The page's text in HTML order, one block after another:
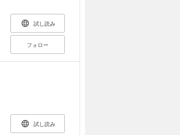
試し読み
フォロー
試し読み